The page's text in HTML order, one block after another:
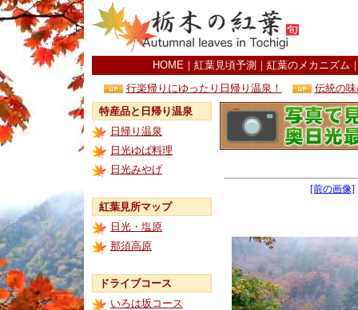
HOME ｜ 紅葉見頃予測 ｜ 紅葉のメカニズム
行楽帰りにゆったり日帰り温泉！
伝統の
特産品と日帰り温泉
日帰り温泉
日光ゆば料理
日光みやげ
紅葉見所マップ
日光・塩原
那須高原
ドライブコース
いろは坂コース
[前の画像]